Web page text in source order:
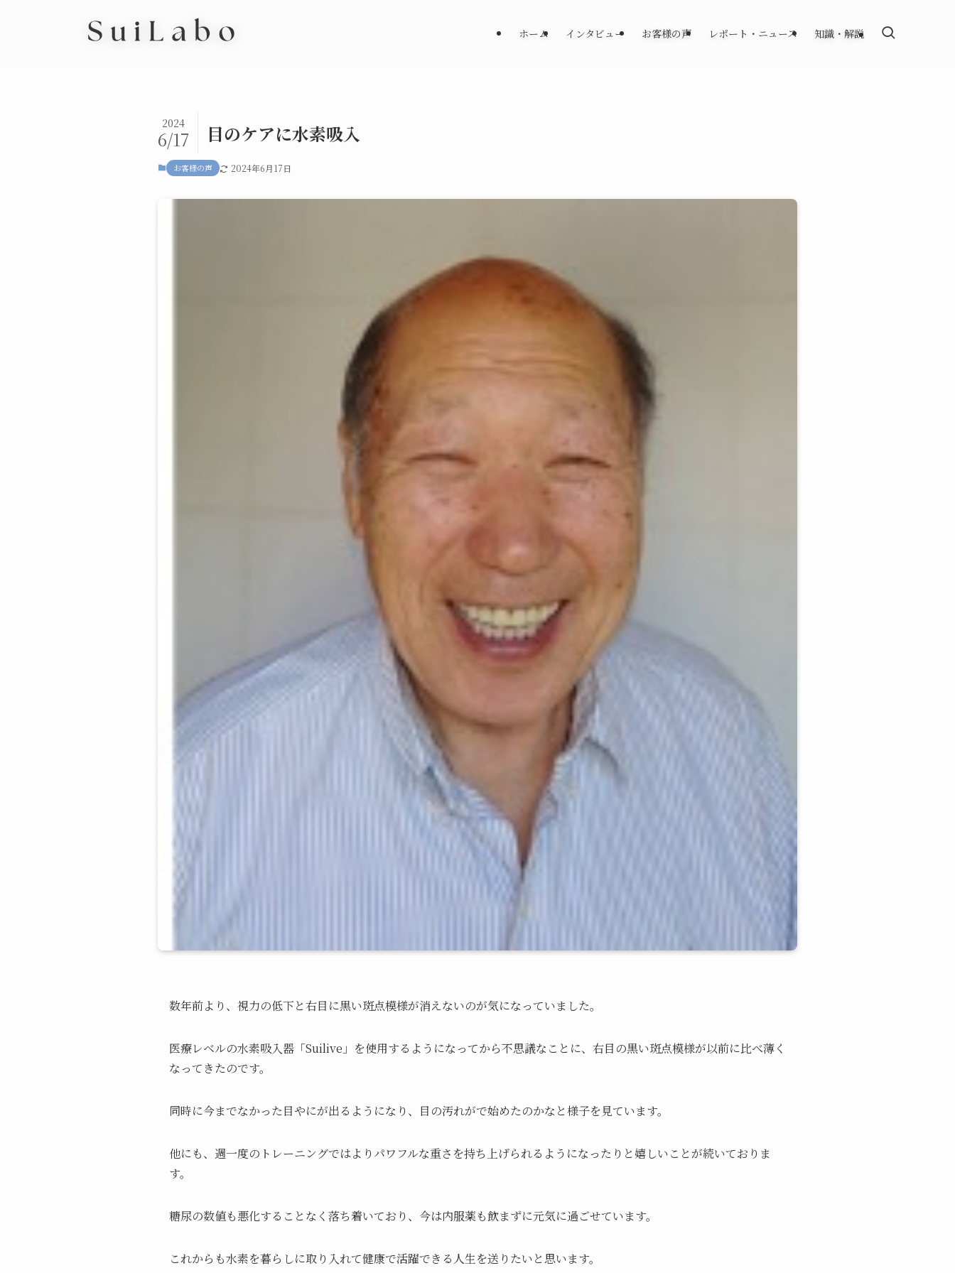
ホーム インタビュー お客様の声 レポート・ニュース 知識・解説
目のケアに水素吸入
2024
6/17
お客様の声 2024年6月17日
数年前より、視力の低下と右目に黒い斑点模様が消えないのが気になっていました。
医療レベルの水素吸入器「Suilive」を使用するようになってから不思議なことに、右目の黒い斑点模様が以前に比べ薄く
なってきたのです。
同時に今までなかった目やにが出るようになり、目の汚れがで始めたのかなと様子を見ています。
他にも、週一度のトレーニングではよりパワフルな重さを持ち上げられるようになったりと嬉しいことが続いておりま
す。
糖尿の数値も悪化することなく落ち着いており、今は内服薬も飲まずに元気に過ごせています。
これからも水素を暮らしに取り入れて健康で活躍できる人生を送りたいと思います。